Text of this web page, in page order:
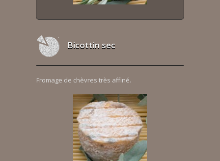
Bicottin sec
Fromage de chèvres très affiné.